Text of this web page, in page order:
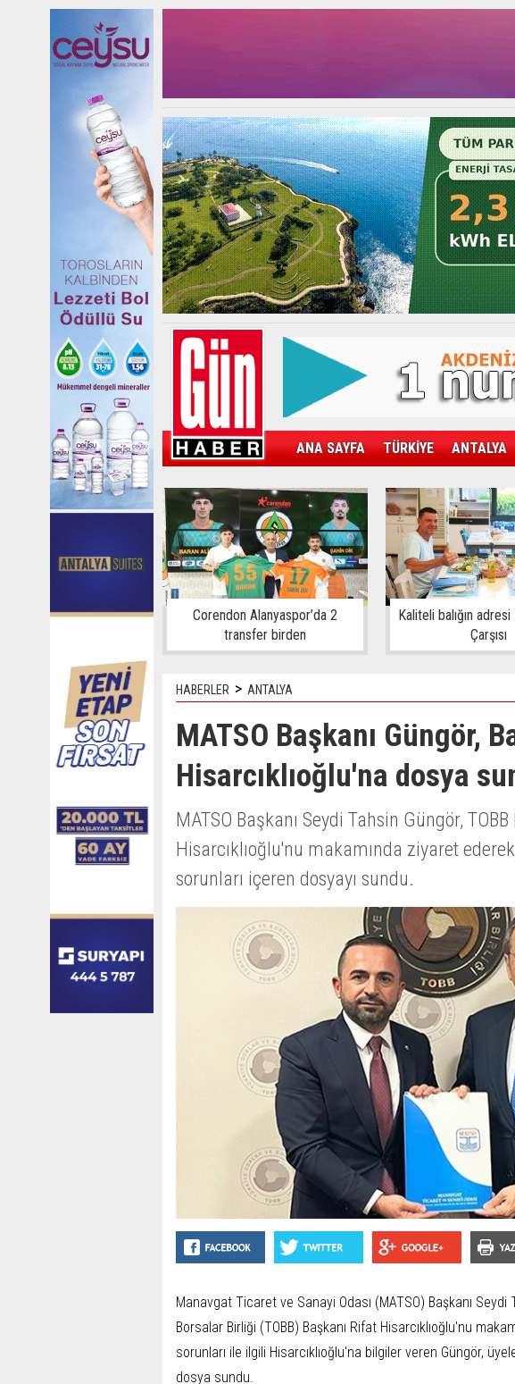
ANA SAYFA TÜRKİYE ANTALYA
KAMPÜS SPOR GÜN'ÜN ÜRÜNÜ SAĞLIK EKONOMİ
Corendon Alanyaspor’da 2
transfer birden
Kaliteli balığın adresi
Çarşısı
HABERLER > ANTALYA
MATSO Başkanı Güngör,
Hisarcıklıoğlu'na dosya
MATSO Başkanı Seydi Tahsin Güngör,
Hisarcıklıoğlu'nu makamında ziyaret
sorunları içeren dosyayı sundu.
Manavgat Ticaret ve Sanayi Odası (MATSO) Başkanı
Borsalar Birliği (TOBB) Başkanı Rifat Hisarcıklıoğlu'nu
sorunları ile ilgili Hisarcıklıoğlu'na bilgiler veren Güngör,
dosya sundu.